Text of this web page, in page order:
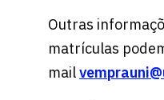
Outras
matrículas
mail